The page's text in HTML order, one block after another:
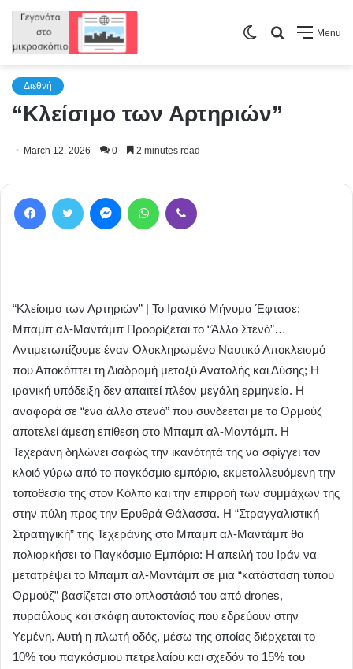
Menu
Search
Switch
Διεθνή
“Κλείσιμο των Αρτηριών”
March 12, 2026 0 2 minutes read
“Κλείσιμο των Αρτηριών” | Το Ιρανικό Μήνυμα Έφτασε:
Μπαμπ αλ-Μαντάμπ Προορίζεται το “Άλλο Στενό”…
Αντιμετωπίζουμε έναν Ολοκληρωμένο Ναυτικό Αποκλεισμό
που Αποκόπτει τη Διαδρομή μεταξύ Ανατολής και Δύσης; Η
ιρανική υπόδειξη δεν απαιτεί πλέον μεγάλη ερμηνεία. Η
αναφορά σε “ένα άλλο στενό” που συνδέεται με το Ορμούζ
αποτελεί άμεση επίθεση στο Μπαμπ αλ-Μαντάμπ. Η
Τεχεράνη δηλώνει σαφώς την ικανότητά της να σφίγγει τον
κλοιό γύρω από το παγκόσμιο εμπόριο, εκμεταλλευόμενη την
τοποθεσία της στον Κόλπο και την επιρροή των συμμάχων της
στην πύλη προς την Ερυθρά Θάλασσα. Η “Στραγγαλιστική
Στρατηγική” της Τεχεράνης στο Μπαμπ αλ-Μαντάμπ θα
πολιορκήσει το Παγκόσμιο Εμπόριο: Η απειλή του Ιράν να
μετατρέψει το Μπαμπ αλ-Μαντάμπ σε μια “κατάσταση τύπου
Ορμούζ” βασίζεται στο οπλοστάσιό του από drones,
πυραύλους και σκάφη αυτοκτονίας που εδρεύουν στην
Υεμένη. Αυτή η πλωτή οδός, μέσω της οποίας διέρχεται το
10% του παγκόσμιου πετρελαίου και σχεδόν το 15% του